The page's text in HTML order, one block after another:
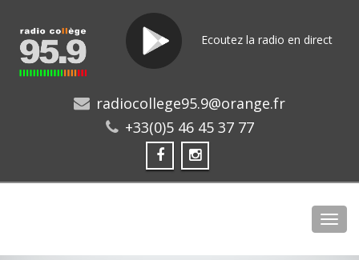
Ecoutez la radio en direct
radiocollege95.9@orange.fr
+33(0)5 46 45 37 77